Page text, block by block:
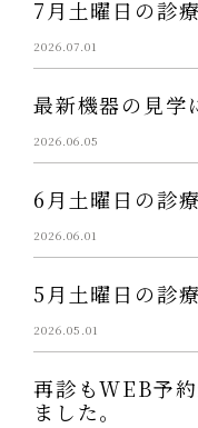
7月土曜日の診
2026.07.01
最新機器の見学
2026.06.05
6月土曜日の診
2026.06.01
5月土曜日の診
2026.05.01
再診もWEB予
ました。